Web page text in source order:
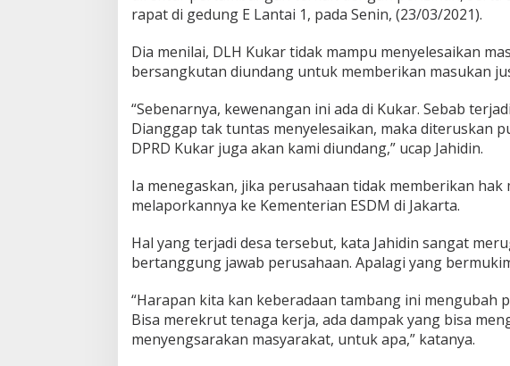
rapat di gedung E Lantai 1, pada Senin, (23/03/2021).
Dia menilai, DLH Kukar tidak mampu menyelesaikan
bersangkutan diundang untuk memberikan masukan
“Sebenarnya, kewenangan ini ada di Kukar. Sebab
Dianggap tak tuntas menyelesaikan, maka diteruskan
DPRD Kukar juga akan kami diundang,” ucap Jahidin.
Ia menegaskan, jika perusahaan tidak memberikan hak
melaporkannya ke Kementerian ESDM di Jakarta.
Hal yang terjadi desa tersebut, kata Jahidin sangat
bertanggung jawab perusahaan. Apalagi yang
“Harapan kita kan keberadaan tambang ini mengubah
Bisa merekrut tenaga kerja, ada dampak yang bisa
menyengsarakan masyarakat, untuk apa,” katanya.